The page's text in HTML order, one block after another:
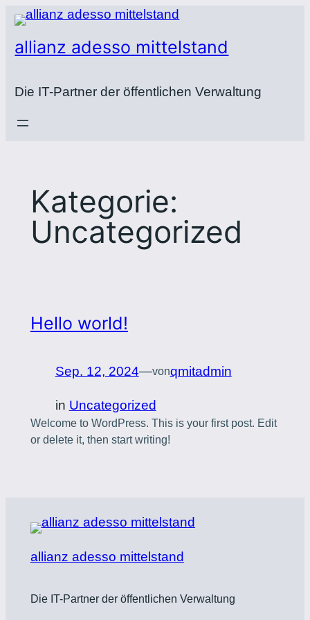
Zum
springen
allianz adesso mittelstand
Die IT-Partner der öffentlichen Verwaltung
Kategorie:
Uncategorized
Hello world!
Sep. 12, 2024—vonqmitadmin
in Uncategorized
Welcome to WordPress. This is your first post. Edit
or delete it, then start writing!
allianz adesso mittelstand
Die IT-Partner der öffentlichen Verwaltung